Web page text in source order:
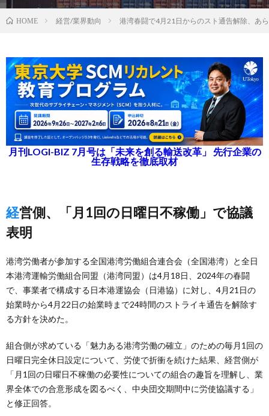
HOME 経営/業界動向 港湾春闘で4月21日からのスト通告解除、あ
月刊LOGI-BIZ 7月号は「未来を創る輸送改革」 先行企業の
生存戦略を徹底取材
経営側、「月1回の日曜日不稼働」で協議
表明
港湾労働者が参加する全国港湾労働組合連合会（全国港湾）と全日
本港湾運輸労働組合同盟（港湾同盟）は4月18日、2024年の春闘
で、事業者で構成する日本港運協会（日港協）に対し、4月21日の
始業時から4月22日の始業時まで24時間のストライキ通告を解除す
る方針を決めた。
組合側が求めている「魅力ある港湾労働の確立」のための毎月1回の
日曜日完全休日設定について、労使で折衝を続けた結果、経営側が
「月1回の日曜日不稼働の必要性についての組合の趣旨を理解し、業
界全体での合意形成を図るべく、中央団交期間中に労使協議する」
と修正回答。